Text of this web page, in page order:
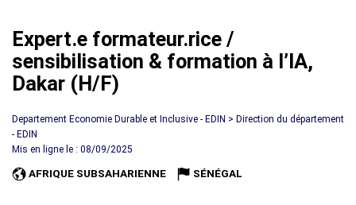
Expert.e formateur.rice /
sensibilisation & formation à l’IA,
Dakar (H/F)
Departement Economie Durable et Inclusive - EDIN > Direction du département
- EDIN
Mis en ligne le : 08/09/2025
AFRIQUE SUBSAHARIENNE SÉNÉGAL